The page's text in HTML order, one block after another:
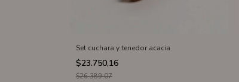
Set cuchara y tenedor acacia
$23.750,16
$26.389,07